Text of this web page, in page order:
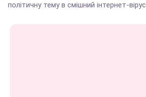
політичну тему в смішний інтернет-вірус